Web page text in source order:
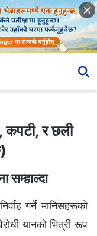
एक)
कपटी, र छली
सम्हाल्दा
गर्ने मानिसहरूको
यानको भित्री रूप